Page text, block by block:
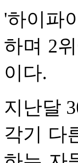
'하이파
하며 2
이다.
지난달
각기 다